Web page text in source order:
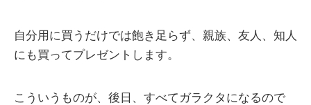
自分用に買うだけでは飽き足らず、親族、友人、知人
にも買ってプレゼントします。
こういうものが、後日、すべてガラクタになるので